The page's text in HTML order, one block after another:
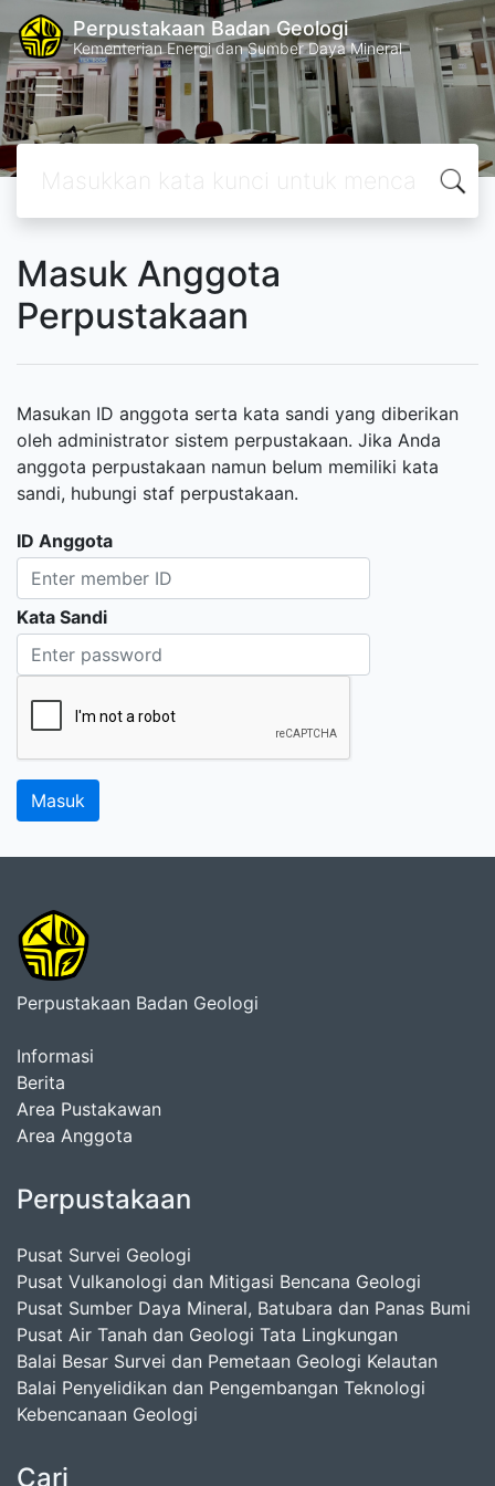
Perpustakaan Badan Geologi
Kementerian Energi dan Sumber Daya Mineral
Masuk Anggota
Perpustakaan
Masukan ID anggota serta kata sandi yang diberikan
oleh administrator sistem perpustakaan. Jika Anda
anggota perpustakaan namun belum memiliki kata
sandi, hubungi staf perpustakaan.
ID Anggota
Kata Sandi
Perpustakaan Badan Geologi
Informasi
Berita
Area Pustakawan
Area Anggota
Perpustakaan
Pusat Survei Geologi
Pusat Vulkanologi dan Mitigasi Bencana Geologi
Pusat Sumber Daya Mineral, Batubara dan Panas Bumi
Pusat Air Tanah dan Geologi Tata Lingkungan
Balai Besar Survei dan Pemetaan Geologi Kelautan
Balai Penyelidikan dan Pengembangan Teknologi
Kebencanaan Geologi
Cari